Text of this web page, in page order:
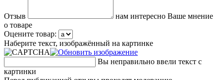
Отзыв
нам интересно Ваше мнение
о товаре
Оцените товар:
Наберите текст, изображённый на картинке
Вы неправильно ввели текст с
картинки